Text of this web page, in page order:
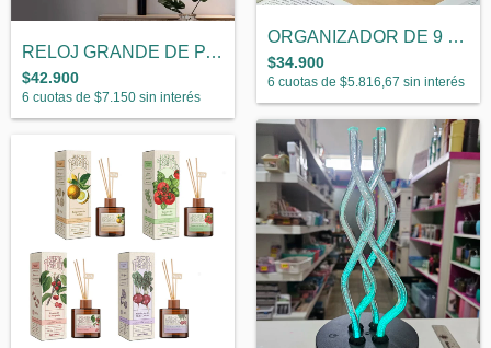
ORGANIZADOR DE 9 CAJONES OSO
$34.900
6 cuotas de $5.816,67 sin interés
RELOJ GRANDE DE PARED DIGITAL JH3615
$42.900
6 cuotas de $7.150 sin interés